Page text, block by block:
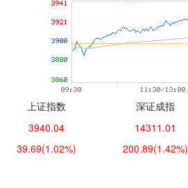
上证指数
3940.04
39.69(1.02%)
深证成指
14311.01
200.89(1.42%)